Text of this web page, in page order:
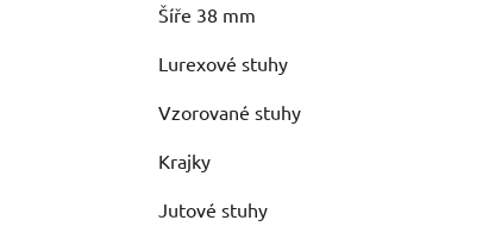
Šíře 38 mm
Lurexové stuhy
Vzorované stuhy
Krajky
Jutové stuhy